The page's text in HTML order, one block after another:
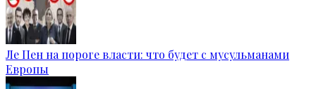
Ле Пен на пороге власти: что будет с мусульманами
Европы